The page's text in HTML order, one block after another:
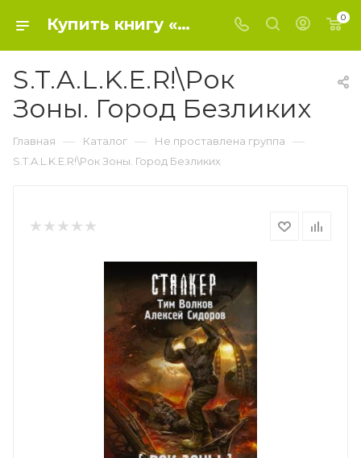
Купить книгу «S.T.A.L.K.E.R!\Рок Зоны. Город Безликих» 2020, Волков Т., Сидоров А.В. - Не проставлена группа 0
S.T.A.L.K.E.R!\Рок
Зоны. Город Безликих
Главная — Каталог — Не проставлена группа —
S.T.A.L.K.E.R!\Рок Зоны. Город Безликих